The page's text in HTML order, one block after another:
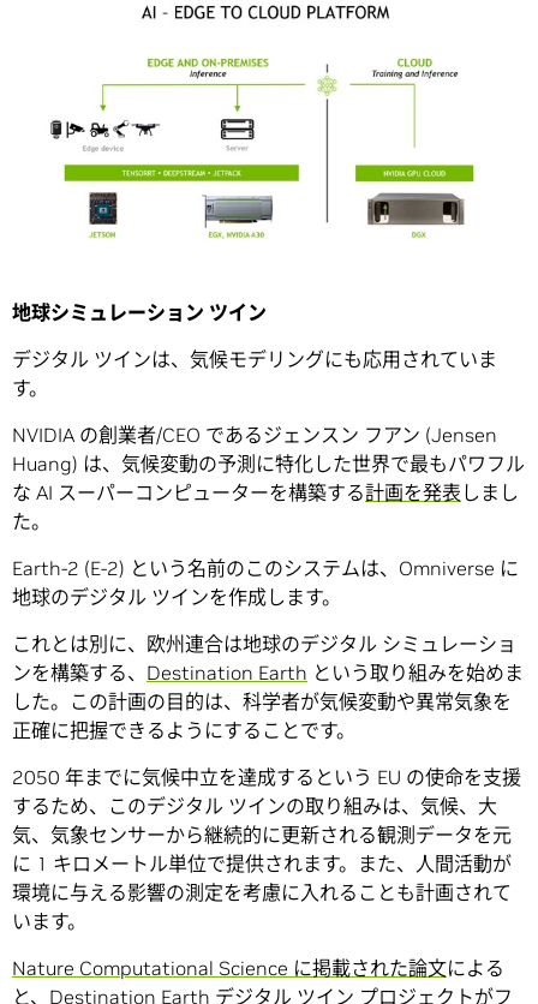
地球シミュレーション ツイン
デジタル ツインは、気候モデリングにも応用されていま
す。
NVIDIA の創業者/CEO であるジェンスン フアン (Jensen
Huang) は、気候変動の予測に特化した世界で最もパワフル
な AI スーパーコンピューターを構築する計画を発表 しまし
た。
Earth-2 (E-2) という名前のこのシステムは、Omniverse に
地球のデジタル ツインを作成します。
これとは別に、欧州連合は地球のデジタル シミュレーショ
ンを構築する、 Destination Earth という取り組みを始めま
した。この計画の目的は、科学者が気候変動や異常気象を
正確に把握できるようにすることです。
2050 年までに気候中立を達成するという EU の使命を支援
するため、このデジタル ツインの取り組みは、気候、大
気、気象センサーから継続的に更新される観測データを元
に 1 キロメートル単位で提供されます。また、人間活動が
環境に与える影響の測定を考慮に入れることも計画されて
います。
Nature Computational Science に掲載された論文による
と、Destination Earth デジタル ツイン プロジェクトがフ